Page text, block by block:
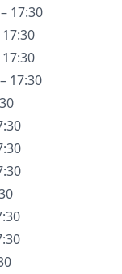
17:30
17:30